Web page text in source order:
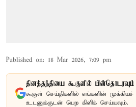
Published on: 18 Mar 2026, 7:09 pm
தினத்தந்தியை கூகுளில் பின்தொடரவும்
கூகுள் செய்திகளில் எங்களின்
உடனுக்குடன் பெற கிளிக் செய்யவும்.